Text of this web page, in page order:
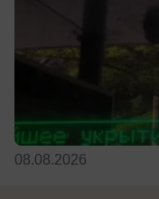
08.08.2026